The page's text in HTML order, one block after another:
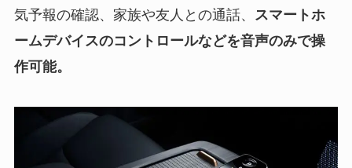
気予報の確認、家族や友人との通話、 スマートホ
ームデバイスのコントロールなどを音声のみで操
作可能。